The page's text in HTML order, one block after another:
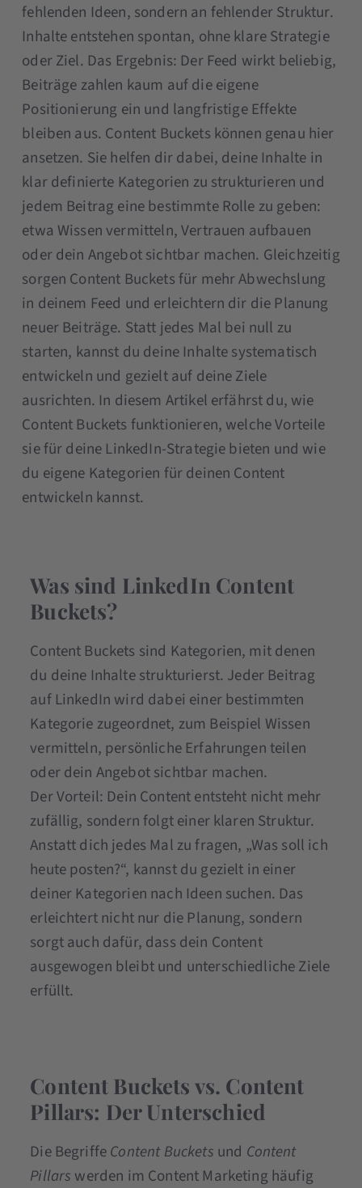
fehlenden Ideen, sondern an fehlender Struktur.
Inhalte entstehen spontan, ohne klare Strategie
oder Ziel. Das Ergebnis: Der Feed wirkt beliebig,
Beiträge zahlen kaum auf die eigene
Positionierung ein und langfristige Effekte
bleiben aus. Content Buckets können genau hier
ansetzen. Sie helfen dir dabei, deine Inhalte in
klar definierte Kategorien zu strukturieren und
jedem Beitrag eine bestimmte Rolle zu geben:
etwa Wissen vermitteln, Vertrauen aufbauen
oder dein Angebot sichtbar machen. Gleichzeitig
sorgen Content Buckets für mehr Abwechslung
in deinem Feed und erleichtern dir die Planung
neuer Beiträge. Statt jedes Mal bei null zu
starten, kannst du deine Inhalte systematisch
entwickeln und gezielt auf deine Ziele
ausrichten. In diesem Artikel erfährst du, wie
Content Buckets funktionieren, welche Vorteile
sie für deine LinkedIn-Strategie bieten und wie
du eigene Kategorien für deinen Content
entwickeln kannst.
Was sind LinkedIn Content
Buckets?
Content Buckets sind Kategorien, mit denen
du deine Inhalte strukturierst. Jeder Beitrag
auf LinkedIn wird dabei einer bestimmten
Kategorie zugeordnet, zum Beispiel Wissen
vermitteln, persönliche Erfahrungen teilen
oder dein Angebot sichtbar machen.
Der Vorteil: Dein Content entsteht nicht mehr
zufällig, sondern folgt einer klaren Struktur.
Anstatt dich jedes Mal zu fragen, „Was soll ich
heute posten?“, kannst du gezielt in einer
deiner Kategorien nach Ideen suchen. Das
erleichtert nicht nur die Planung, sondern
sorgt auch dafür, dass dein Content
ausgewogen bleibt und unterschiedliche Ziele
erfüllt.
Content Buckets vs. Content
Pillars: Der Unterschied
Die BegriffeContent Buckets und Content
Pillars werden im Content Marketing häufig